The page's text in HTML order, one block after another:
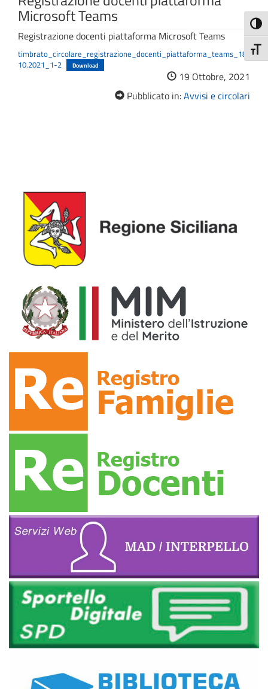
Microsoft Teams
Registrazione docenti piattaforma Microsoft Teams
timbrato_circolare_registrazione_docenti_piattaforma_teams_18.
10.2021_1-2
Download
19 Ottobre, 2021
Pubblicato in:Avvisi e circolari